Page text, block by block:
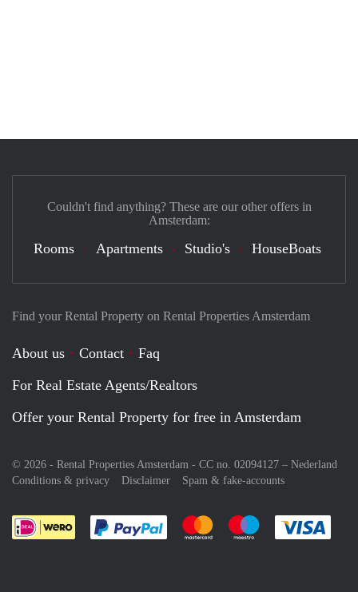
Find your Rental Property on Rental Properties Amsterdam
About us Contact
Faq
For Real Estate Agents/Realtors
Offer your Rental Property for free in Amsterdam
© 2026 - Rental Properties Amsterdam - CC no. 02094127 – Nederland
Conditions & privacy
Disclaimer Spam & fake-accounts
Pay easily with :payment method
Pay easily with :payment
Pay easily with
Couldn't find anything? These are our other offers in
Amsterdam:
Rooms Apartments Studio's HouseBoats